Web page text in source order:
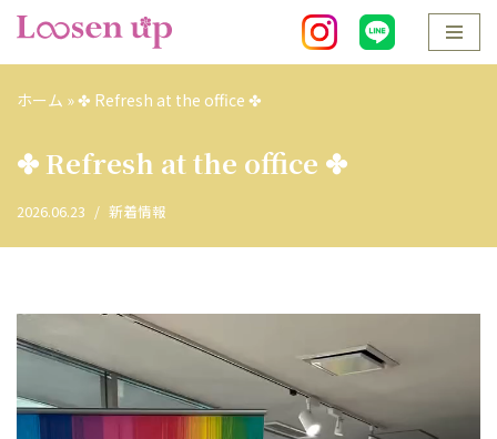
コ
ン
ツ
キ
プ
ホーム »✤ Refresh at the office ✤
✤ Refresh at the office ✤
2026.06.23 新着情報